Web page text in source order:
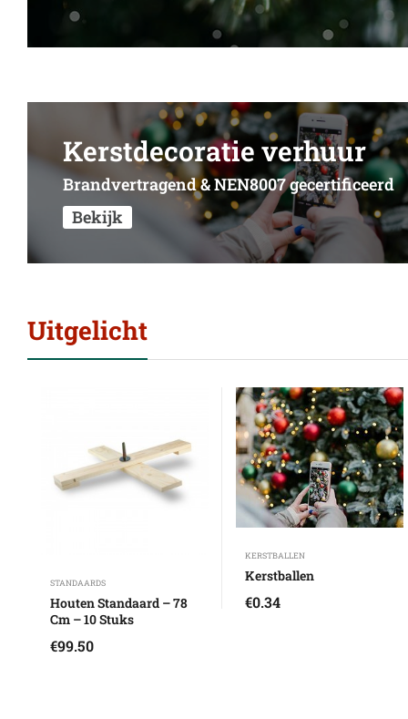
Kerstdecoratie verhuur
Brandvertragend & NEN8007 gecertificeerd
Bekijk
Uitgelicht
STANDAARDS
Houten Standaard – 78
Cm – 10 Stuks
€99.50
KERSTBALLEN
Kerstballen
€0.34